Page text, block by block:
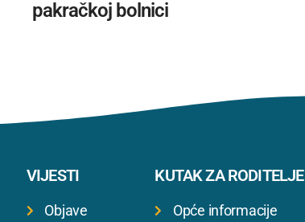
pakračkoj bolnici
VIJESTI
Objave
KUTAK ZA RODITELJE
Opće informacije